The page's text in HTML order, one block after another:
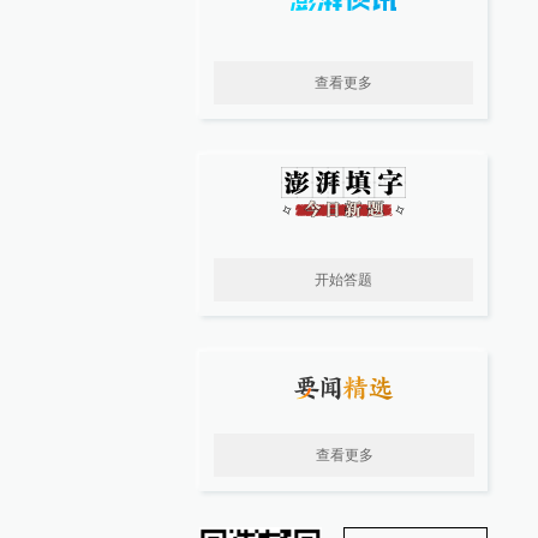
查看更多
开始答题
查看更多